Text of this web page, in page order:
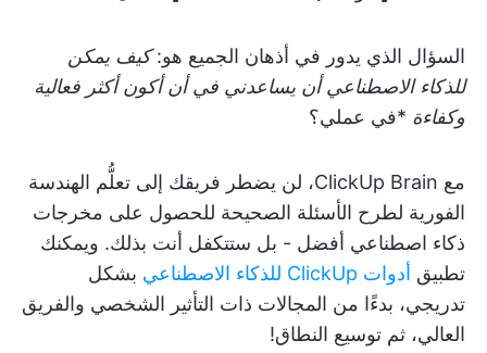
السؤال الذي يدور في أذهان الجميع هو:كيف يمكن
للذكاء الاصطناعي أن يساعدني في أن أكون أكثر فعالية
وكفاءة *في عملي؟
مع ClickUp Brain، لن يضطر فريقك إلى تعلُّم الهندسة
الفورية لطرح الأسئلة الصحيحة للحصول على مخرجات
ذكاء اصطناعي أفضل - بل ستتكفل أنت بذلك. ويمكنك
تطبيق أدوات ClickUp للذكاء الاصطناعي
بشكل
تدريجي، بدءًا من المجالات ذات التأثير الشخصي والفريق
العالي، ثم توسيع النطاق!